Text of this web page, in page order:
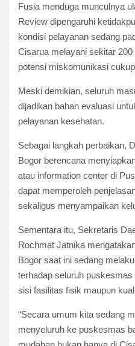
Fusia menduga munculnya
Review dipengaruhi
kondisi pelayanan sedang
Cisarua melayani sekitar
potensi miskomunikasi
Meski demikian, seluruh
dijadikan bahan evaluasi
pelayanan kesehatan.
Sebagai langkah perbaikan,
Bogor berencana
atau information center di
dapat memperoleh
sekaligus menyampaikan
Sementara itu, Sekretaris
Rochmat Jatnika
Bogor saat ini sedang
terhadap seluruh
sisi fasilitas fisik maupun
“Secara umum kita sedang
menyeluruh ke puskesmas